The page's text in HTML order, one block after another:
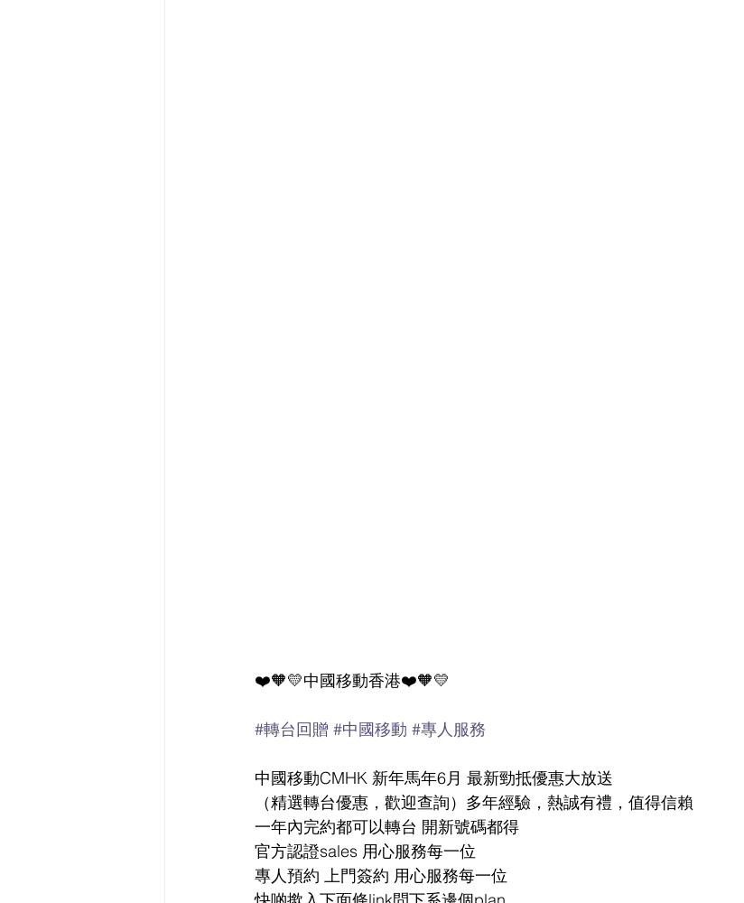
❤️🧡💛中國移動香港❤️🧡💛
#轉台回贈 #中國移動 #專人服務
中國移動CMHK 新年馬年6月 最新勁抵優惠大放送
（精選轉台優惠，歡迎查詢）多年經驗，熱誠有禮，值得信賴
一年內完約都可以轉台 開新號碼都得
官方認證sales 用心服務每一位
專人預約 上門簽約 用心服務每一位